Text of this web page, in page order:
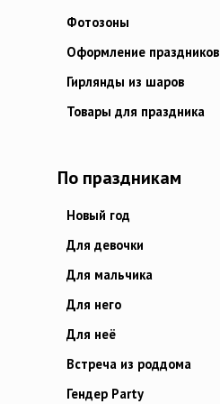
Фотозоны
Оформление праздников
Гирлянды из шаров
Товары для праздника
По праздникам
Новый год
Для девочки
Для мальчика
Для него
Для неё
Встреча из роддома
Гендер Party